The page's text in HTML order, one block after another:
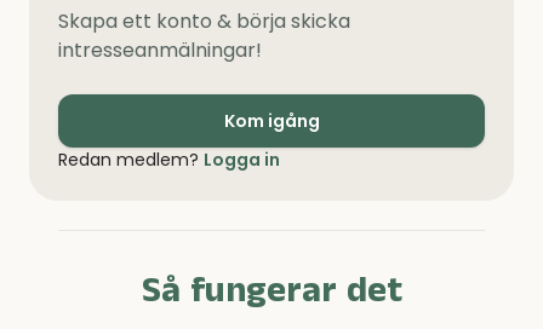
Skapa ett konto & börja skicka
intresseanmälningar!
Kom igång
Redan medlem? Logga in
Så fungerar det